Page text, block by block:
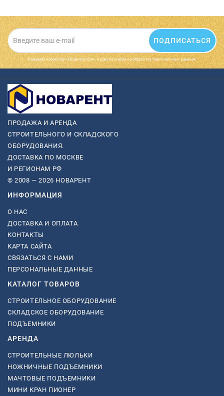
ПОДПИСАТЬСЯ
Нажимая на кнопку «Подписаться», я даю cогласие на обработку персональных данных.
ПРОДАЖА И АРЕНДА
СТРОИТЕЛЬНОГО И СКЛАДСКОГО
ОБОРУДОВАНИЯ.
ДОСТАВКА ПО МОСКВЕ
И РЕГИОНАМ РФ
© 2008 — 2026 НОВАРЕНТ
ИНФОРМАЦИЯ
О НАС
ДОСТАВКА И ОПЛАТА
КОНТАКТЫ
КАРТА САЙТА
СВЯЗАТЬСЯ С НАМИ
ПЕРСОНАЛЬНЫЕ ДАННЫЕ
КАТАЛОГ ТОВАРОВ
СТРОИТЕЛЬНОЕ ОБОРУДОВАНИЕ
СКЛАДСКОЕ ОБОРУДОВАНИЕ
ПОДЪЕМНИКИ
АРЕНДА
СТРОИТЕЛЬНЫЕ ЛЮЛЬКИ
НОЖНИЧНЫЕ ПОДЪЕМНИКИ
МАЧТОВЫЕ ПОДЪЕМНИКИ
МИНИ КРАН ПИОНЕР